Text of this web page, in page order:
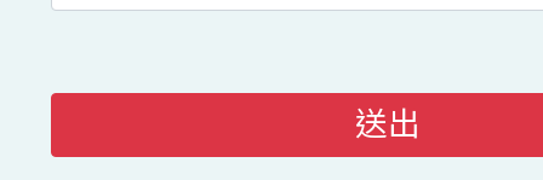
送出